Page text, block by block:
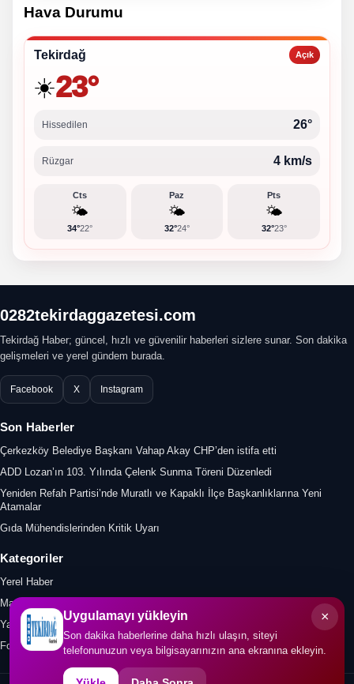
Hava Durumu
Tekirdağ Açık
☀️23°
Hissedilen 26°
Rüzgar 4 km/s
Cts
🌤️
34°22°
Paz
🌤️
32°24°
Pts
🌤️
32°23°
0282tekirdaggazetesi.com
Tekirdağ Haber; güncel, hızlı ve güvenilir haberleri sizlere sunar. Son dakika
gelişmeleri ve yerel gündem burada.
Facebook X Instagram
Son Haberler
Çerkezköy Belediye Başkanı Vahap Akay CHP’den istifa etti
ADD Lozan’ın 103. Yılında Çelenk Sunma Töreni Düzenledi
Yeniden Refah Partisi’nde Muratlı ve Kapaklı İlçe Başkanlıklarına Yeni
Atamalar
Gıda Mühendislerinden Kritik Uyarı
Kategoriler
Yerel Haber
Manşet
Yazar
Foto Galeri
×
Uygulamayı yükleyin
Son dakika haberlerine daha hızlı ulaşın, siteyi
telefonunuzun veya bilgisayarınızın ana ekranına ekleyin.